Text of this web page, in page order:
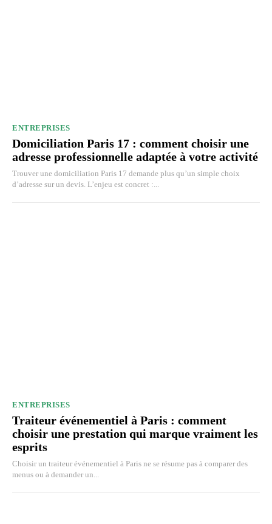
ENTREPRISES
Domiciliation Paris 17 : comment choisir une
adresse professionnelle adaptée à votre activité
Trouver une domiciliation Paris 17 demande plus qu’un simple choix
d’adresse sur un devis. L’enjeu est concret :...
ENTREPRISES
Traiteur événementiel à Paris : comment
choisir une prestation qui marque vraiment les
esprits
Choisir un traiteur événementiel à Paris ne se résume pas à comparer des
menus ou à demander un...